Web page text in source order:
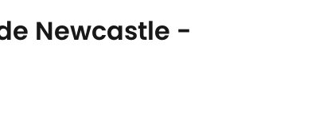
Newcastle -